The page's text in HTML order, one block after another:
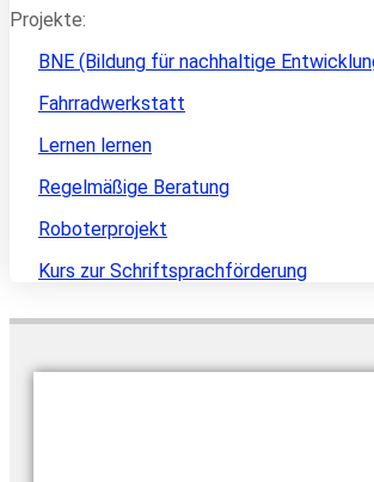
Projekte:
BNE (Bildung für nachhaltige
Fahrradwerkstatt
Lernen lernen
Regelmäßige Beratung
Roboterprojekt
Kurs zur Schriftsprachförderung